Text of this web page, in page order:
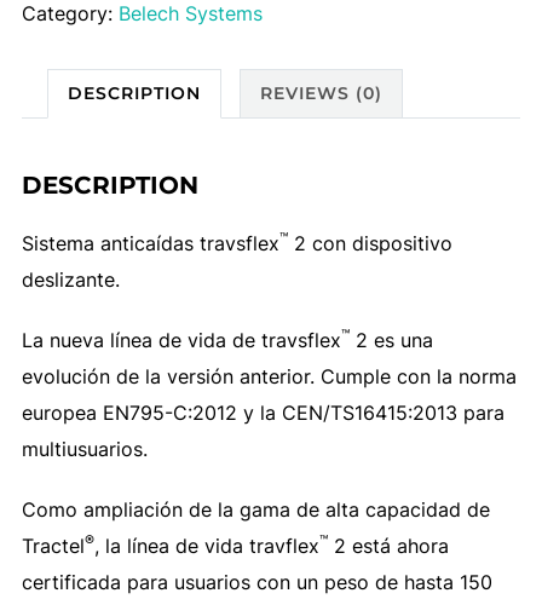
Category: Belech Systems
DESCRIPTION REVIEWS (0)
DESCRIPTION
Sistema anticaídas travsflex™2 con dispositivo
deslizante.
La nueva línea de vida de travsflex™2 es una
evolución de la versión anterior. Cumple con la norma
europea EN795-C:2012 y la CEN/TS16415:2013 para
multiusuarios.
Como ampliación de la gama de alta capacidad de
Tractel®, la línea de vida travflex™2 está ahora
certificada para usuarios con un peso de hasta 150